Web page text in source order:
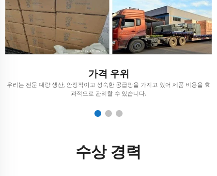
가격 우위
우리는 전문 대량 생산, 안정적이고 성숙한 공급망을 가지고 있어 제품 비용을 효
과적으로 관리할 수 있습니다.
수상 경력